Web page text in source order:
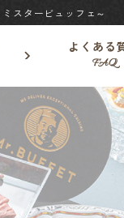
スタービュッフェ～
よくある
FAQ